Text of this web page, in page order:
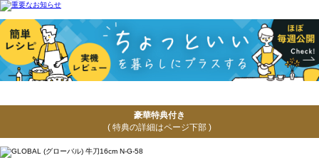
豪華特典付き
( 特典の詳細はページ下部 )